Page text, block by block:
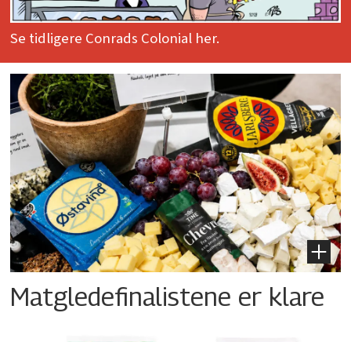
Se tidligere Conrads Colonial her.
Matgledefinalistene er klare